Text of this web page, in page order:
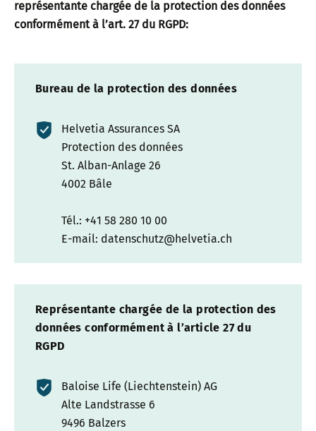
représentante chargée de la protection des données
conformément à l’art. 27 du RGPD:
Bureau de la protection des données
Helvetia Assurances SA
Protection des données
St. Alban-Anlage 26
4002 Bâle
Tél.: +41 58 280 10 00
E-mail: datenschutz@helvetia.ch
Représentante chargée de la protection des
données conformément à l’article 27 du
RGPD
Baloise Life (Liechtenstein) AG
Alte Landstrasse 6
9496 Balzers